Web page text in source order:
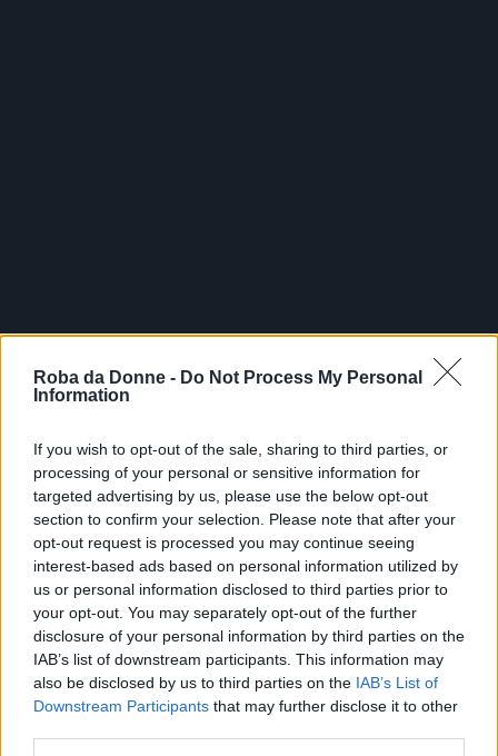
Roba da Donne - Do Not Process My Personal
Information
If you wish to opt-out of the sale, sharing to third parties, or
processing of your personal or sensitive information for
targeted advertising by us, please use the below opt-out
section to confirm your selection. Please note that after your
opt-out request is processed you may continue seeing
interest-based ads based on personal information utilized by
us or personal information disclosed to third parties prior to
your opt-out. You may separately opt-out of the further
disclosure of your personal information by third parties on the
IAB’s list of downstream participants. This information may
also be disclosed by us to third parties on the IAB’s List of
Downstream Participants that may further disclose it to other